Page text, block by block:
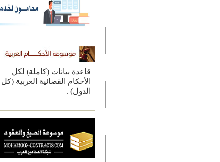
قاعدة بيانات (كاملة) لكل
الأحكام القضائية العربية (كل
الدول) .